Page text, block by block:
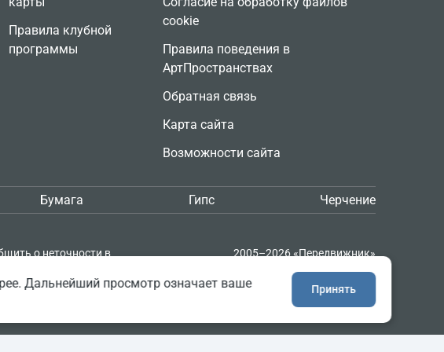
Правила клубной
программы
cookie
Правила поведения в
АртПространствах
Обратная связь
Карта сайта
Возможности сайта
Бумага Гипс Черчение
о неточности в
2005–2026 «Передвижник»
Progressive Media
Дальнейший просмотр означает ваше
Принять